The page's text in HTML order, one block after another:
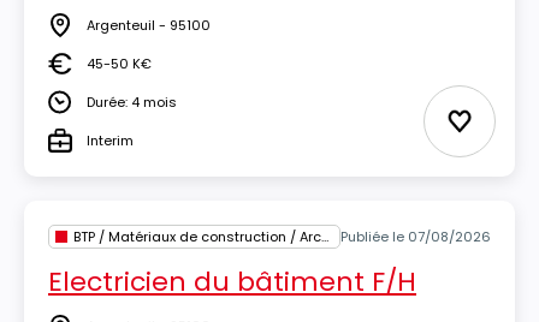
Lieu Argenteuil - 95100
Salaire45-50 K€
DuréeDurée: 4 mois
TypeInterim Ajouter
BTP / Matériaux de construction / Architecture Publiée le 07/08/2026
Electricien du bâtiment F/H